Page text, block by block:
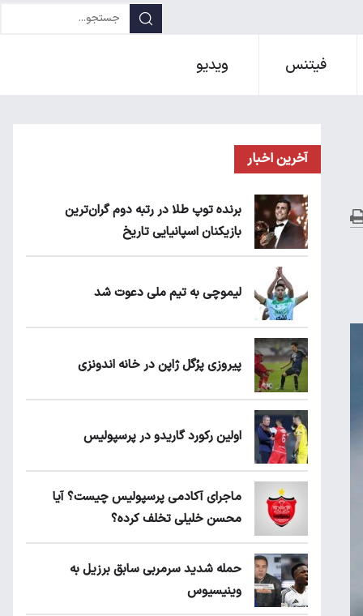
فیتنس ویدیو
آخرین اخبار
برنده توپ طلا در رتبه دوم گران‌ترین
بازیکنان اسپانیایی تاریخ
لیموچی به تیم ملی دعوت شد
پیروزی پرُگل ژاپن در خانه اندونزی
اولین رکورد گاریدو در پرسپولیس
ماجرای آکادمی پرسپولیس چیست؟ آیا
محسن خلیلی تخلف کرده؟
حمله شدید سرمربی سابق برزیل به
وینیسیوس